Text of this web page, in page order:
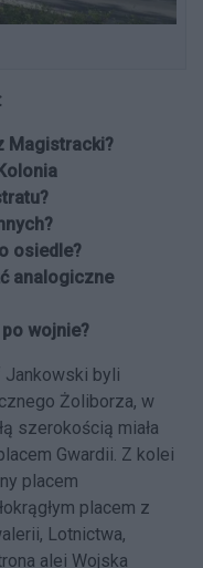
Magistracki?
osiedle?
analogiczne
wojnie?
Jankowski byli
Żoliborza, w
szerokością miała
Gwardii. Z kolei
placem
placem z
Lotnictwa,
alei Wojska